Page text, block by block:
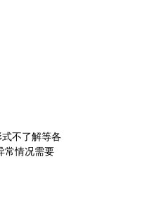
不了解等各
常情况需要